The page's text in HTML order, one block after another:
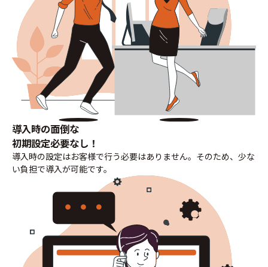
導入時の面倒な
初期設定必要なし！
導入時の設定はお客様で行う必要はありません。そのため、少な
い負担で導入が可能です。